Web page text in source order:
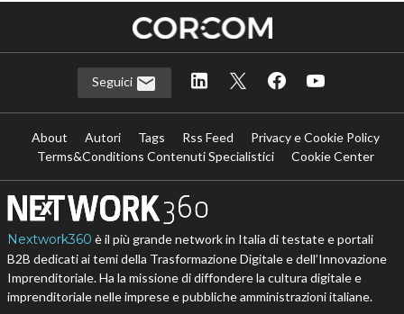
Seguici
About Autori Tags Rss Feed
Privacy e Cookie Policy
Terms&Conditions Contenuti Specialistici
Cookie Center
Nextwork360 è il più grande network in Italia di testate e portali
B2B dedicati ai temi della Trasformazione Digitale e dell’Innovazione
Imprenditoriale. Ha la missione di diffondere la cultura digitale e
imprenditoriale nelle imprese e pubbliche amministrazioni italiane.